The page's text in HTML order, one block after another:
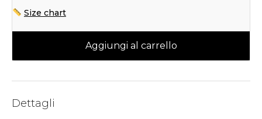
Size chart
Aggiungi al carrello
Dettagli